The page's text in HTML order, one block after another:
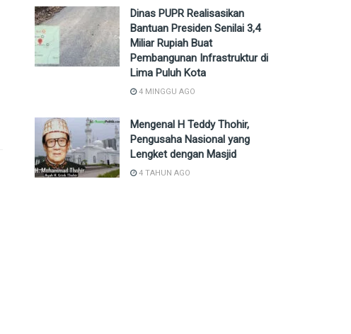
Dinas PUPR Realisasikan
Bantuan Presiden Senilai 3,4
Miliar Rupiah Buat
Pembangunan Infrastruktur di
Lima Puluh Kota
4 MINGGU AGO
Mengenal H Teddy Thohir,
Pengusaha Nasional yang
Lengket dengan Masjid
4 TAHUN AGO